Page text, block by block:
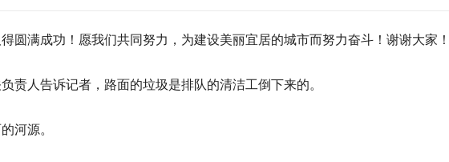
圆满成功！愿我们共同努力，为建设美丽宜居的城市而努力奋斗！谢谢大家！
责人告诉记者，路面的垃圾是排队的清洁工倒下来的。
河源。